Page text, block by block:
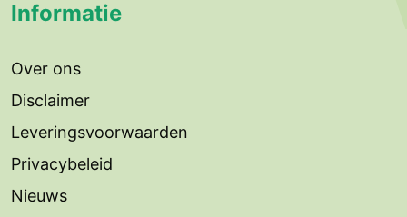
Informatie
Over ons
Disclaimer
Leveringsvoorwaarden
Privacybeleid
Nieuws